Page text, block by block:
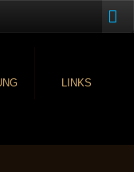
LINKS